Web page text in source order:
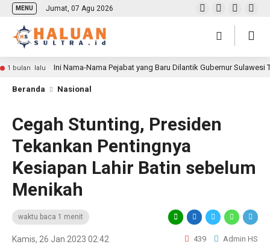
MENU Jumat, 07 Agu 2026
1 bulan lalu Ini Nama-Nama Pejabat yang Baru Dilantik Gubernur Sulawesi
Beranda Nasional
Cegah Stunting, Presiden
Tekankan Pentingnya
Kesiapan Lahir Batin sebelum
Menikah
waktu baca 1 menit
Kamis, 26 Jan 2023 02:42 439 Admin HS